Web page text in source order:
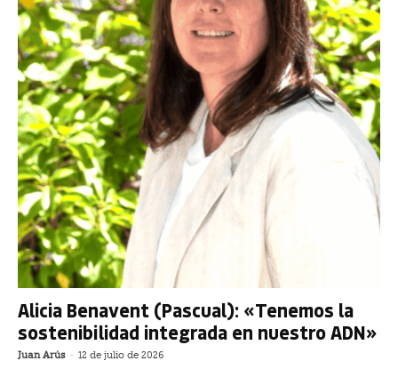
Alicia Benavent (Pascual): «Tenemos la
sostenibilidad integrada en nuestro ADN»
Juan Arús - 12 de julio de 2026